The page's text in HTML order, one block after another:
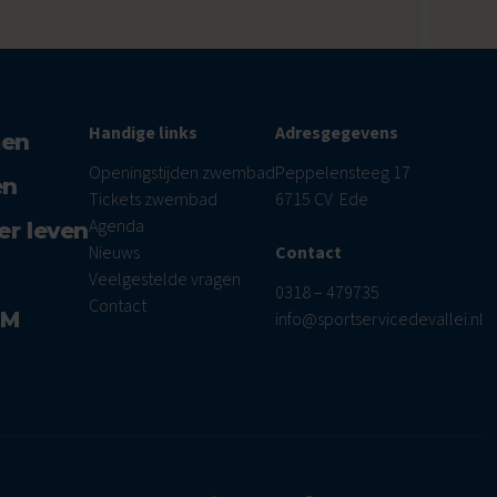
leven
Handige links
Openingstijden zwembad
Tickets zwembad
Agenda
Nieuws
Veelgestelde vragen
Contact
Adresgegevens
Peppelensteeg 17
6715 CV Ede
Contact
0318 – 479735
info@sportservicedevallei.nl